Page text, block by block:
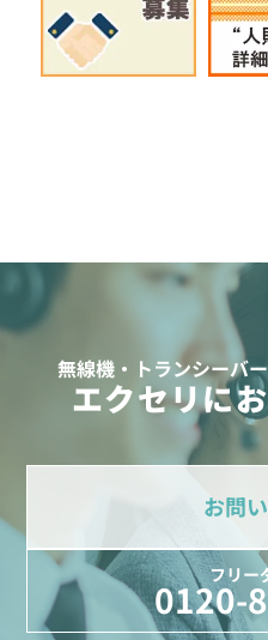
無線機・トランシーバ
エクセリに
お問
フリー
0120-